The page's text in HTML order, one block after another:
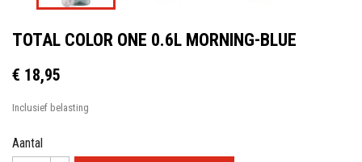
TOTAL COLOR ONE 0.6L MORNING-BLUE
€ 18,95
Inclusief belasting
Aantal